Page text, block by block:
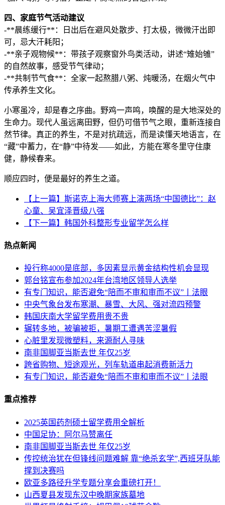
四、家庭节气活动建议
-**晨练缓行**：日出后在避风处散步、打太极，微微汗出即
可，忌大汗耗阳；
-**亲子观物候**：带孩子观察窗外鸟类活动，讲述“雉始雊”
的自然故事，感受节气律动；
-**共制节气食**：全家一起熬腊八粥、炖暖汤，在烟火气中
传承养生文化。
小寒虽冷，却是春之序曲。野鸡一声鸣，唤醒的是大地深处的
生命力。现代人虽远离田野，但仍可借节气之眼，重新连接自
然节律。真正的养生，不是对抗疏远，而是读懂天地语言，在
“藏”中蓄力，在“静”中待发——如此，方能在寒冬里守住康
健，静候春来。
顺应四时，便是最好的养生之道。
【上一篇】斯诺克上海大师赛上演两场“中国德比”：赵
心童、吴宜泽晋级八强
【下一篇】韩国外科整形专业留学怎么样
热点新闻
投行称4000是底部，多因素显示黄金结构性机会显现
郭台铭宣布参加2024年台湾地区领导人选举
有专门知识，能否避免“陪而不审和审而不议”丨法眼
中央气象台发布寒潮、暴雪、大风、强对流四预警
韩国庆南大学留学费用贵不贵
辗转多地，被骗被拒，暑期工遭遇苦涩暑假
心脏里发现微塑料，来源耐人寻味
南非国脚亚当斯去世 年仅25岁
跨省购物、短途观光，列车轨道串起消费新活力
有专门知识，能否避免“陪而不审和审而不议”丨法眼
重点推荐
2025英国药剂硕士留学费用全解析
中国足协：阿尔马赞离任
南非国脚亚当斯去世 年仅25岁
传控统治犹在但锋线问题难解 靠“绝杀玄学”,西班牙队能
撑到决赛吗
欧亚多路径升学专题分享会重磅打开！
山西夏县发现东汉中晚期家族墓地